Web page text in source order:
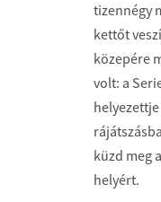
tizennégy
kettőt
közepére
volt: a
küzd meg
helyért.